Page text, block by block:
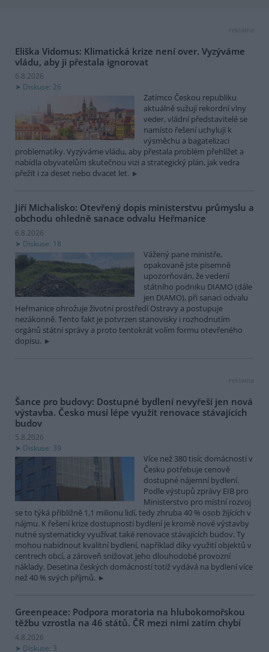
reklama
Eliška Vidomus: Klimatická krize není over. Vyzýváme
vládu, aby ji přestala ignorovat
6.8.2026
Diskuse: 26
Zatímco Českou republiku
aktuálně sužují rekordní vlny
veder, vládní představitelé se
namísto řešení uchylují k
výsměchu a bagatelizaci
problematiky. Vyzýváme vládu, aby přestala problém přehlížet a
nabídla obyvatelům skutečnou vizi a strategický plán, jak vedra
přežít i za deset nebo dvacet let.
Jiří Michalisko: Otevřený dopis ministerstvu průmyslu a
obchodu ohledně sanace odvalu Heřmanice
6.8.2026
Diskuse: 18
Vážený pane ministře,
opakovaně jste písemně
upozorňován, že vedení
státního podniku DIAMO (dále
jen DIAMO), při sanaci odvalu
Heřmanice ohrožuje životní prostředí Ostravy a postupuje
nezákonně. Tento fakt je potvrzen stanovisky i rozhodnutím
orgánů státní správy a proto tentokrát volím formu otevřeného
dopisu.
reklama
Šance pro budovy: Dostupné bydlení nevyřeší jen nová
výstavba. Česko musí lépe využít renovace stávajících
budov
5.8.2026
Diskuse: 39
Více než 380 tisíc domácností v
Česku potřebuje cenově
dostupné nájemní bydlení.
Podle výstupů zprávy EIB pro
Ministerstvo pro místní rozvoj
se to týká přibližně 1,1 milionu lidí, tedy zhruba 40 % osob žijících v
nájmu. K řešení krize dostupnosti bydlení je kromě nové výstavby
nutné systematicky využívat také renovace stávajících budov. Ty
mohou nabídnout kvalitní bydlení, například díky využití objektů v
centrech obcí, a zároveň snižovat jeho dlouhodobé provozní
náklady. Desetina českých domácností totiž vydává na bydlení více
než 40 % svých příjmů.
Greenpeace: Podpora moratoria na hlubokomořskou
těžbu vzrostla na 46 států. ČR mezi nimi zatím chybí
4.8.2026
Diskuse: 3